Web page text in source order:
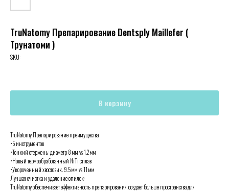
TruNatomy Препарирование Dentsply Maillefer (
Трунатоми )
SKU:
В корзину
TruNatomy Препарирование преимущества
•5 инструментов
•Тонкий стержень: диаметр 8 мм vs 1.2 мм
•Новый термообработанный NiTi сплав
•Укороченный хвостовик. 9.5 мм vs 11 мм
Лучшая очистка и удаление опилок:
TruNatomy обеспечивает эффективность препарирования, создает больше пространства для